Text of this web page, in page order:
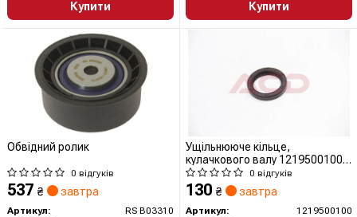
Купити Купити
Обвідний ролик
0 відгуків
537 ₴ завтра
Артикул:
RS B03310
Ущільнююче кільце,
кулачкового валу 1219500100
JP GROUP (QUINTON HAZELL)
0 відгуків
130 ₴ завтра
Артикул:
1219500100